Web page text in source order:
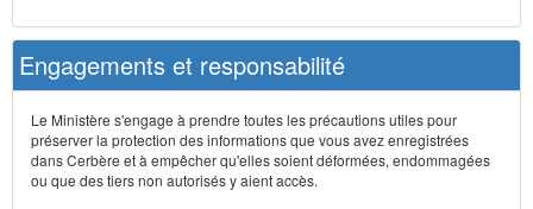
Engagements et responsabilité
Le Ministère s'engage à prendre toutes les précautions utiles pour
préserver la protection des informations que vous avez enregistrées
dans Cerbère et à empêcher qu'elles soient déformées, endommagées
ou que des tiers non autorisés y aient accès.